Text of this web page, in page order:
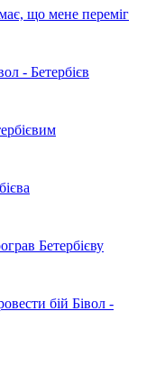
що мене переміг
- Бетербієв
Бетербієву
бій Бівол -